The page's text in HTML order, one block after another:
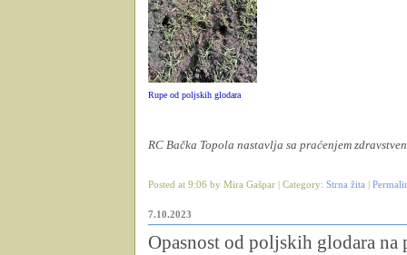
Rupe od poljskih glodara
RC Bačka Topola nastavlja sa praćenjem
Posted at 9:06 by Mira Gašpar | Category: Strna žita
7.10.2023
Opasnost od poljskih glodara